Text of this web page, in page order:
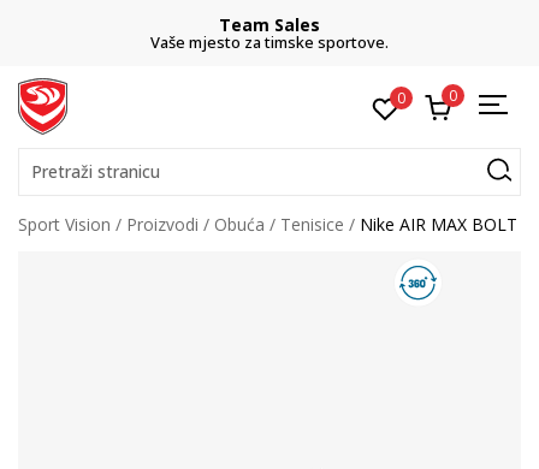
Team Sales
Vaše mjesto za timske sportove.
0 0
Pretraži stranicu
Sport Vision Proizvodi Obuća Tenisice Nike AIR MAX BOLT